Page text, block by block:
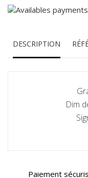
DESCRIPTION
Dim
Paiement